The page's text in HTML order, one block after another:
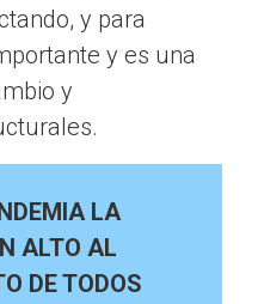
y para
y es una
y
LA
ALTO AL
DE TODOS